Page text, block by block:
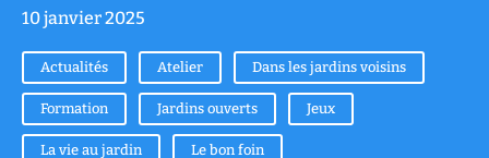
10 janvier 2025
Actualités Atelier Dans les jardins voisins
Formation Jardins ouverts Jeux
La vie au jardin Le bon foin